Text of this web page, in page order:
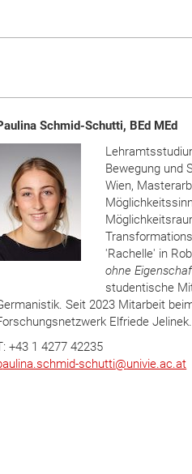
Schmid-Schutti, BEd MEd
Bewegung und
Wien,
'Rachelle' in
ohne
studentische
Seit 2023 Mitarbeit
Elfriede Jelinek.
+43 1 4277 42235
aulina.schmid-schutti@univie.ac.at